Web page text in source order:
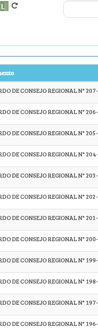
DE CONSEJO REGIONAL N°
DE CONSEJO REGIONAL N°
DE CONSEJO REGIONAL N°
DE CONSEJO REGIONAL N°
DE CONSEJO REGIONAL N°
DE CONSEJO REGIONAL N°
DE CONSEJO REGIONAL N°
DE CONSEJO REGIONAL N°
DE CONSEJO REGIONAL N°
DE CONSEJO REGIONAL N°
DE CONSEJO REGIONAL N°
DE CONSEJO REGIONAL N°